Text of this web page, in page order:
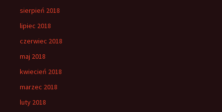
sierpień 2018
lipiec 2018
czerwiec 2018
maj 2018
kwiecień 2018
marzec 2018
luty 2018